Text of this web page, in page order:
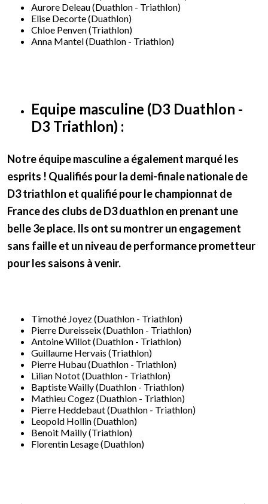
Aurore Deleau (Duathlon - Triathlon)
Elise Decorte (Duathlon)
Chloe Penven (Triathlon)
Anna Mantel (Duathlon - Triathlon)
Equipe masculine (D3 Duathlon -
D3 Triathlon) :
Notre équipe masculine a également marqué les
esprits ! Qualifiés pour la demi-finale nationale de
D3 triathlon et qualifié pour le championnat de
France des clubs de D3 duathlon en prenant une
belle 3e place. Ils ont su montrer un engagement
sans faille et un niveau de performance prometteur
pour les saisons à venir.
Timothé Joyez (Duathlon - Triathlon)
Pierre Dureisseix (Duathlon - Triathlon)
Antoine Willot (Duathlon - Triathlon)
Guillaume Hervais (Triathlon)
Pierre Hubau (Duathlon - Triathlon)
Lilian Notot (Duathlon - Triathlon)
Baptiste Wailly (Duathlon - Triathlon)
Mathieu Cogez (Duathlon - Triathlon)
Pierre Heddebaut (Duathlon - Triathlon)
Leopold Hollin (Duathlon)
Benoit Mailly (Triathlon)
Florentin Lesage (Duathlon)